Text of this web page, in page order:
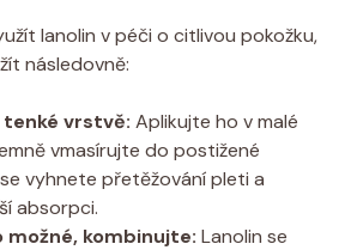
lanolin ⁣v péči ⁢o citlivou pokožku,
následovně:
tenké vrstvě: Aplikujte ho v malé
‌vmasírujte do postižené
vyhnete přetěžování pleti a‌
absorpci.
možné, kombinujte: Lanolin se